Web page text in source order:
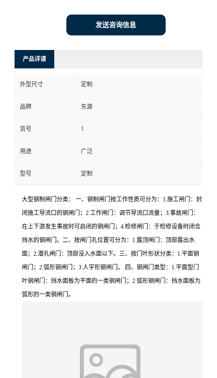
发送咨询信息
产品详请
外型尺寸 定制
品牌 东源
货号 1
用途 广泛
型号 定制
大型钢制闸门分类： 一、钢制闸门按工作性质可分为：1.施工闸门：封
闭施工导流口的钢闸门；2.工作闸门：调节导流口流量；3.事故闸门：
在上下游发生事故时可启闭的钢闸门；4.检修闸门：于检修设备时闭合
挡水的钢闸门。二、按闸门孔位置可分为：1.露顶闸门：顶部露出水
面；2.潜孔闸门：顶部没入水面以下。三、按门叶形状分类：1.平面钢
闸门；2.弧形钢闸门；3.人字形钢闸门。 四、钢闸门类型：1.平面型门
叶钢闸门：挡水面板为平面的一类钢闸门；2.弧形钢闸门：挡水面板为
弧形的一类钢闸门。